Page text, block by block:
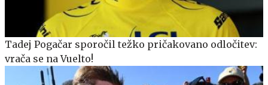
Tadej Pogačar sporočil težko pričakovano odločitev:
vrača se na Vuelto!